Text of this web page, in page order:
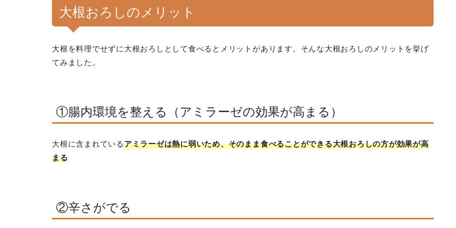
大根おろしのメリット
大根を料理でせずに大根おろしとして食べるとメリットがあります。そんな大根おろしのメリットを挙げ
てみました。
①腸内環境を整える（アミラーゼの効果が高まる）
大根に含まれているアミラーゼは熱に弱いため、そのまま食べることができる大根おろしの方が効果が高
まる
②辛さがでる